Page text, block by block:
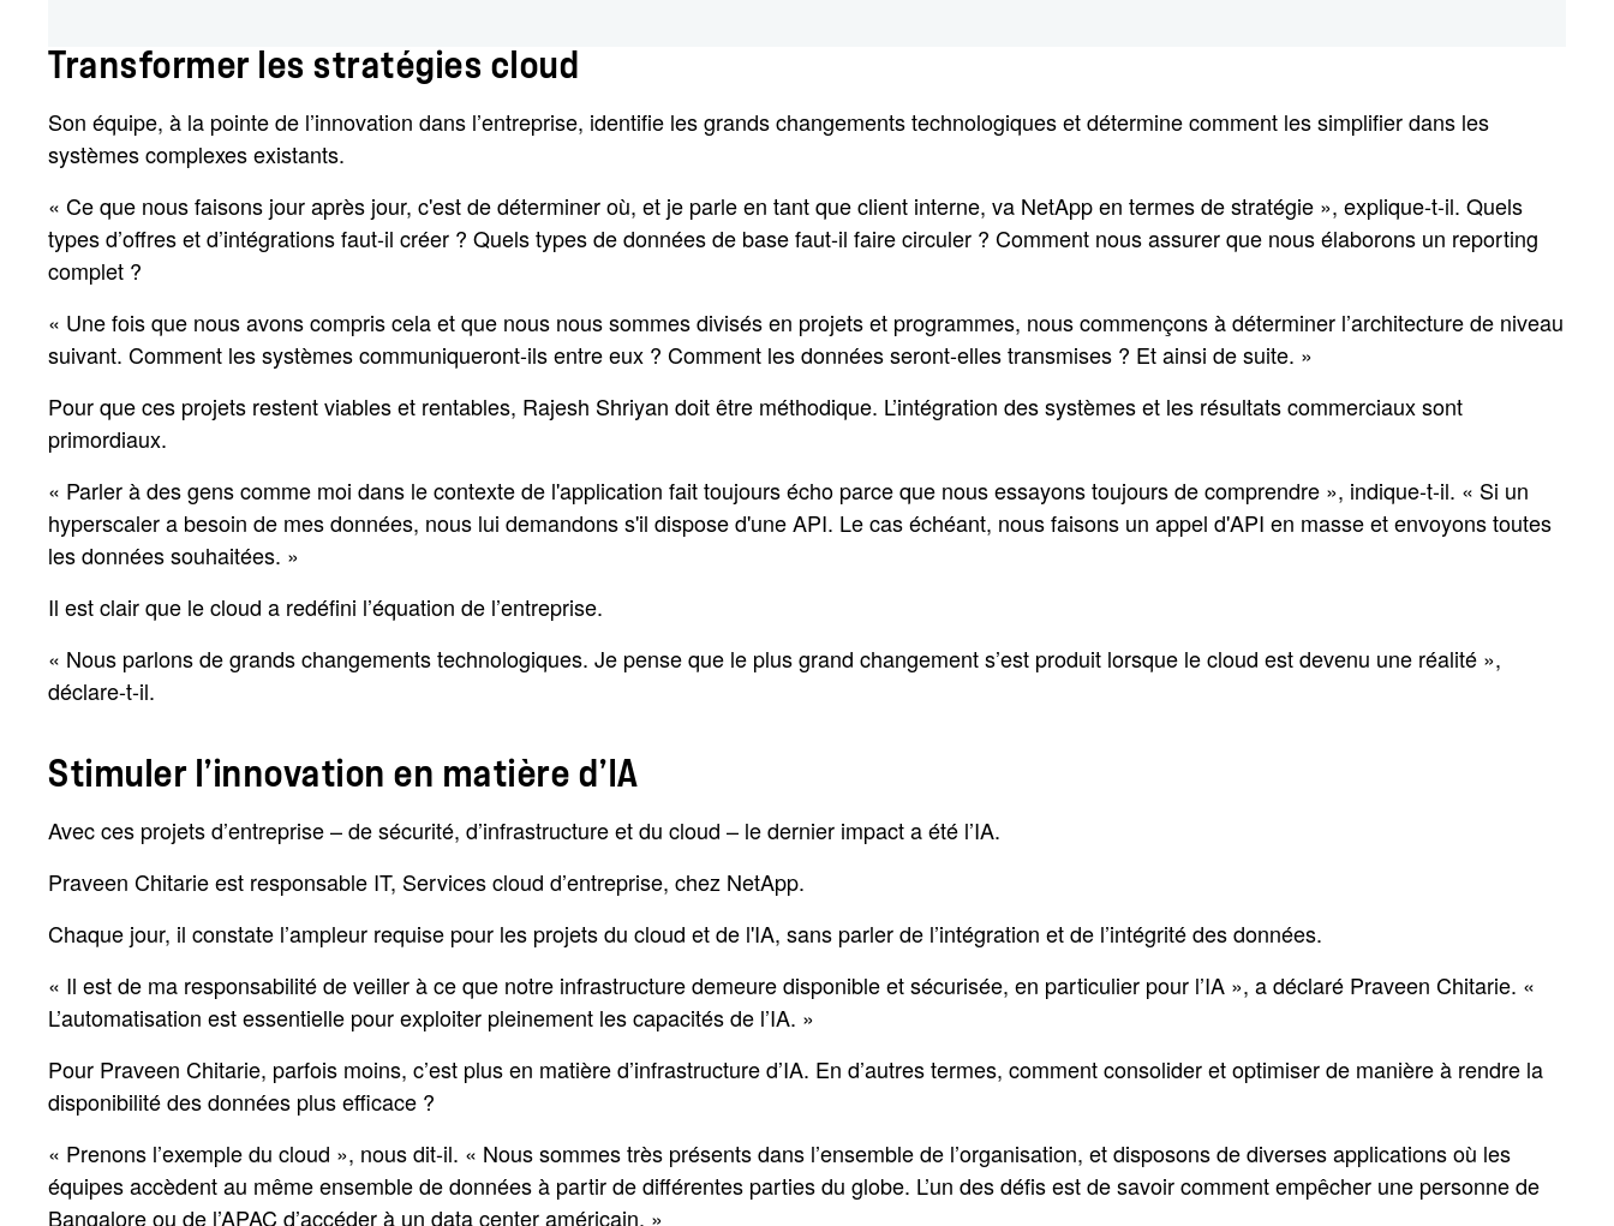
Transformer les stratégies cloud
Son équipe, à la pointe de l’innovation dans l’entreprise, identifie les grands changements technologiques et détermine comment les simplifier dans les
systèmes complexes existants.
« Ce que nous faisons jour après jour, c'est de déterminer où, et je parle en tant que client interne, va NetApp en termes de stratégie », explique-t-il. Quels
types d’offres et d’intégrations faut-il créer ? Quels types de données de base faut-il faire circuler ? Comment nous assurer que nous élaborons un reporting
complet ?
« Une fois que nous avons compris cela et que nous nous sommes divisés en projets et programmes, nous commençons à déterminer l’architecture de niveau
suivant. Comment les systèmes communiqueront-ils entre eux ? Comment les données seront-elles transmises ? Et ainsi de suite. »
Pour que ces projets restent viables et rentables, Rajesh Shriyan doit être méthodique. L’intégration des systèmes et les résultats commerciaux sont
primordiaux.
« Parler à des gens comme moi dans le contexte de l'application fait toujours écho parce que nous essayons toujours de comprendre », indique-t-il. « Si un
hyperscaler a besoin de mes données, nous lui demandons s'il dispose d'une API. Le cas échéant, nous faisons un appel d'API en masse et envoyons toutes
les données souhaitées. »
Il est clair que le cloud a redéfini l’équation de l’entreprise.
« Nous parlons de grands changements technologiques. Je pense que le plus grand changement s’est produit lorsque le cloud est devenu une réalité »,
déclare-t-il.
Stimuler l’innovation en matière d’IA
Avec ces projets d’entreprise – de sécurité, d’infrastructure et du cloud – le dernier impact a été l’IA.
Praveen Chitarie est responsable IT, Services cloud d’entreprise, chez NetApp.
Chaque jour, il constate l’ampleur requise pour les projets du cloud et de l'IA, sans parler de l’intégration et de l’intégrité des données.
« Il est de ma responsabilité de veiller à ce que notre infrastructure demeure disponible et sécurisée, en particulier pour l’IA », a déclaré Praveen Chitarie. «
L’automatisation est essentielle pour exploiter pleinement les capacités de l’IA. »
Pour Praveen Chitarie, parfois moins, c’est plus en matière d’infrastructure d’IA. En d’autres termes, comment consolider et optimiser de manière à rendre la
disponibilité des données plus efficace ?
« Prenons l’exemple du cloud », nous dit-il. « Nous sommes très présents dans l’ensemble de l’organisation, et disposons de diverses applications où les
équipes accèdent au même ensemble de données à partir de différentes parties du globe. L’un des défis est de savoir comment empêcher une personne de
Bangalore ou de l’APAC d’accéder à un data center américain. »